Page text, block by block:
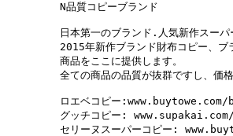
N品質コピーブランド
日本第一のブランド.人気新作スー
2015年新作ブランド財布コピー、
商品をここに提供します。
全ての商品の品質が抜群ですし、価
ロエベコピー
グッチコピー:
セリーヌスーパーコピー: